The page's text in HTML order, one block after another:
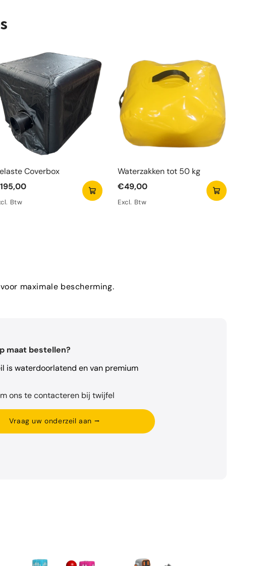
Coverbox
Btw
Waterzakken tot 50 kg
€49,00
Excl. Btw
maximale bescherming.
maat bestellen?
is waterdoorlatend en van premium
ons te contacteren bij twijfel
Vraag uw onderzeil aan ⭢